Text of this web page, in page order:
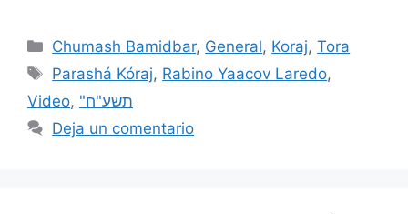
Chumash Bamidbar, General, Koraj,Tora
Parashá Kóraj, Rabino Yaacov Laredo,
Video,
"תשע"ח
Deja un comentario